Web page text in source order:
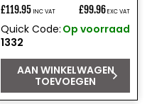
Normale
prijs
£119.95 INC VAT £99.96 EXC VAT
Quick Code:
1332
Op voorraad
AAN WINKELWAGEN
TOEVOEGEN